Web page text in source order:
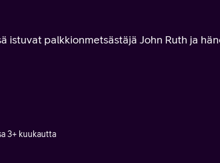
istuvat palkkionmetsästäjä John Ruth ja
3+ kuukautta